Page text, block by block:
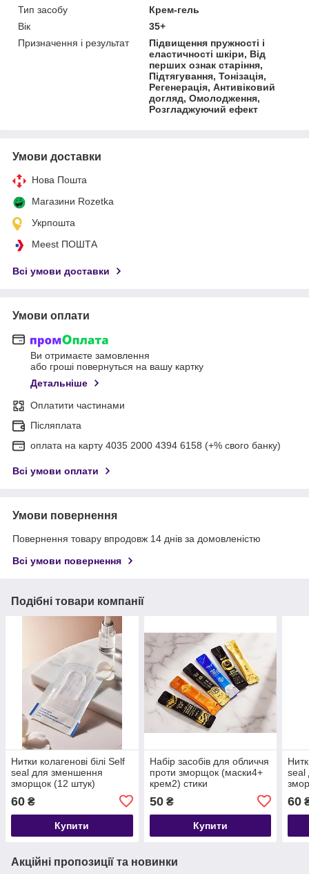
Тип засобу
Крем-гель
Вік
35+
Призначення і результат
Підвищення пружності і
еластичності шкіри, Від
перших ознак старіння,
Підтягування, Тонізація,
Регенерація, Антивіковий
догляд, Омолодження,
Розгладжуючий ефект
Умови доставки
Нова Пошта
Магазини Rozetka
Укрпошта
Meest ПОШТА
Всі умови доставки
Умови оплати
Ви отримаєте замовлення
або гроші повернуться на вашу картку
Детальніше
Оплатити частинами
Післяплата
оплата на карту 4035 2000 4394 6158 (+% свого банку)
Всі умови оплати
Умови повернення
Повернення товару впродовж 14 днів за домовленістю
Всі умови повернення
Подібні товари компанії
Нитки колагенові білі Self
seal для зменшення
зморщок (12 штук)
60 ₴
Купити
Набір засобів для обличчя
проти зморщок (маски4+
крем2) стики
50₴
Купити
seal
60
Акційні пропозиції та новинки